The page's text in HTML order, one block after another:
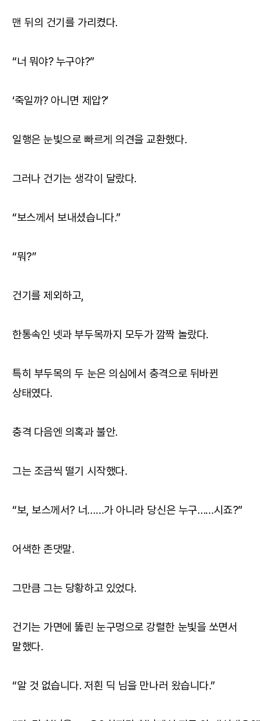
맨 뒤의 건기를 가리켰다.
“너 뭐야? 누구야?”
‘죽일까? 아니면 제압?’
일행은 눈빛으로 빠르게 의견을 교환했다.
그러나 건기는 생각이 달랐다.
“보스께서 보내셨습니다.”
“뭐?”
건기를 제외하고,
한통속인 넷과 부두목까지 모두가 깜짝 놀랐다.
특히 부두목의 두 눈은 의심에서 충격으로 뒤바뀐
상태였다.
충격 다음엔 의혹과 불안.
그는 조금씩 떨기 시작했다.
“보, 보스께서? 너……가 아니라 당신은 누구……시죠?”
어색한 존댓말.
그만큼 그는 당황하고 있었다.
건기는 가면에 뚫린 눈구멍으로 강렬한 눈빛을 쏘면서
말했다.
“알 것 없습니다. 저흰 딕 님을 만나러 왔습니다.”